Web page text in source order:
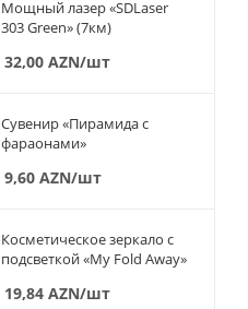
Мощный лазер «SDLaser
303 Green» (7км)
32,00 AZN/шт
Сувенир «Пирамида с
фараонами»
9,60 AZN/шт
Косметическое зеркало с
подсветкой «My Fold Away»
19,84 AZN/шт